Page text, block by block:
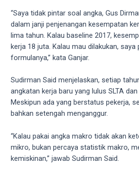
You
also
find
and
transsexual
porn
videos
their
corresponding
sections
“Saya tidak pintar soal angka, Gus
dalam janji penjenangan kesempatan
lima tahun. Kalau baseline 2017,
kerja 18 juta. Kalau mau dilakukan, saya
formulanya,” kata Ganjar.
Sudirman Said menjelaskan, setiap
angkatan kerja baru yang lulus SLTA
Meskipun ada yang berstatus pekerja,
bahkan setengah menganggur.
“Kalau pakai angka makro tidak akan
mikro, bukan percaya statistik makro,
kemiskinan,” jawab Sudirman Said.